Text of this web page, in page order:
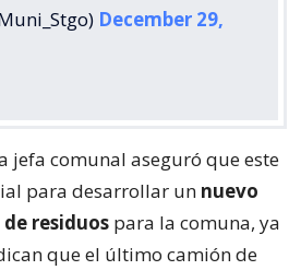
December 29,
jefa comunal aseguró que este
para desarrollar un nuevo
residuos para la comuna, ya
que el último camión de